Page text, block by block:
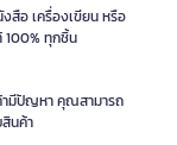
สือ เครื่องเขียน หรือ
100% ทุกชิ้น
ามีปัญหา คุณสามารถ
นค้า